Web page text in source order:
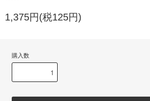
1,375円(税125円)
購入数